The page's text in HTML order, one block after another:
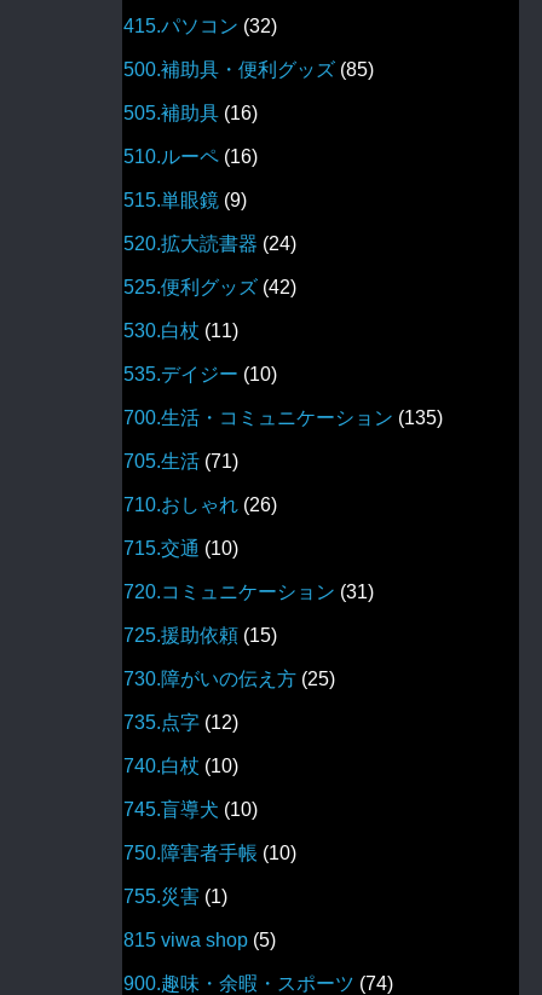
415.パソコン (32)
500.補助具・便利グッズ (85)
505.補助具 (16)
510.ルーペ (16)
515.単眼鏡 (9)
520.拡大読書器 (24)
525.便利グッズ (42)
530.白杖 (11)
535.デイジー (10)
700.生活・コミュニケーション (135)
705.生活 (71)
710.おしゃれ (26)
715.交通 (10)
720.コミュニケーション (31)
725.援助依頼 (15)
730.障がいの伝え方 (25)
735.点字 (12)
740.白杖 (10)
745.盲導犬 (10)
750.障害者手帳 (10)
755.災害 (1)
815 viwa shop (5)
900.趣味・余暇・スポーツ (74)